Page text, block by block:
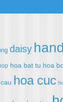
daisy
hoa bat tu hoa
hoa cuc